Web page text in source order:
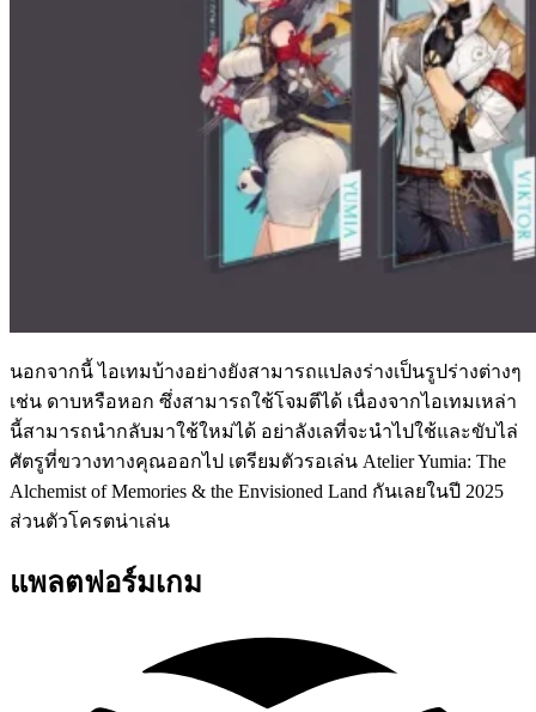
นอกจากนี้ ไอเทมบ้างอย่างยังสามารถแปลงร่างเป็นรูปร่างต่างๆ
เช่น ดาบหรือหอก ซึ่งสามารถใช้โจมตีได้ เนื่องจากไอเทมเหล่า
นี้สามารถนำกลับมาใช้ใหม่ได้ อย่าลังเลที่จะนำไปใช้และขับไล่
ศัตรูที่ขวางทางคุณออกไป เตรียมตัวรอเล่น Atelier Yumia: The
Alchemist of Memories & the Envisioned Land กันเลยในปี 2025
ส่วนตัวโครตน่าเล่น
แพลตฟอร์มเกม